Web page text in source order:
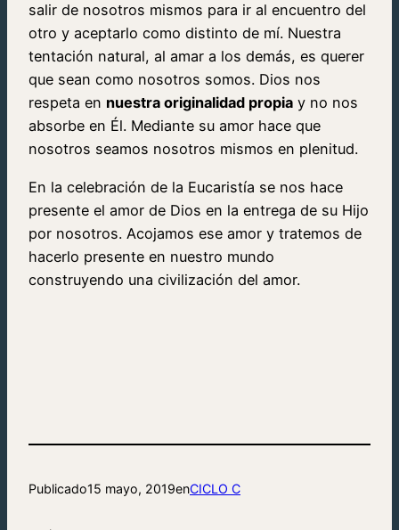
salir de nosotros mismos para ir al encuentro del
otro y aceptarlo como distinto de mí. Nuestra
tentación natural, al amar a los demás, es querer
que sean como nosotros somos. Dios nos
respeta en nuestra originalidad propia y no nos
absorbe en Él. Mediante su amor hace que
nosotros seamos nosotros mismos en plenitud.
En la celebración de la Eucaristía se nos hace
presente el amor de Dios en la entrega de su Hijo
por nosotros. Acojamos ese amor y tratemos de
hacerlo presente en nuestro mundo
construyendo una civilización del amor.
Publicado15 mayo, 2019enCICLO C